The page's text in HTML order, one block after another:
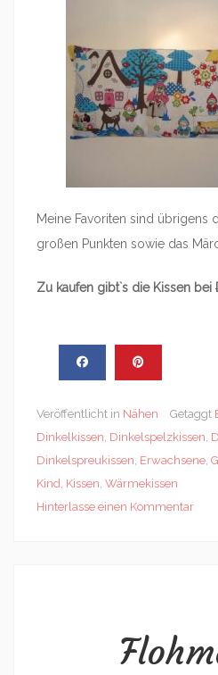
Meine Favoriten sind übrigens
großen Punkten sowie das
Zu kaufen gibt`s die Kissen bei
Veröffentlicht in Nähen Getaggt
Dinkelkissen, Dinkelspelzkissen,
Dinkelspreukissen, Erwachsene,
Kind, Kissen, Wärmekissen
Hinterlasse einen Kommentar